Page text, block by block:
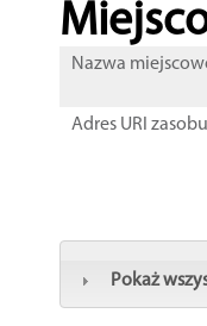
Nazwa
Adres URI
Pokaż